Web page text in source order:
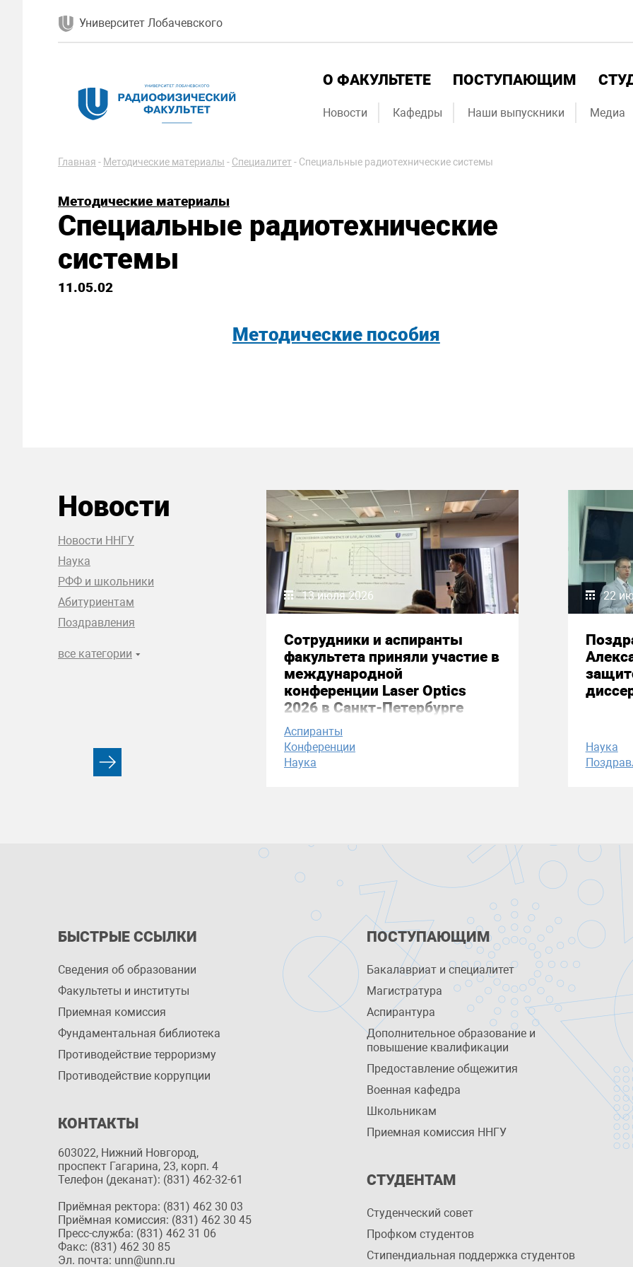
Университет Лобачевского
О ФАКУЛЬТЕТЕ ПОСТУПАЮЩИМ
Новости Кафедры Наши выпускники Медиа
Главная - Методические материалы - Специалитет- Специальные радиотехнические системы
Методические материалы
Специальные радиотехнические
системы
11.05.02
Методические пособия
Новости
Новости ННГУ
Наука
РФФ и школьники
Абитуриентам
Поздравления
все категории
13 июля 2026
Сотрудники и аспиранты
факультета приняли участие в
международной
конференции Laser Optics
2026 в Санкт-Петербурге
Аспиранты
Конференции
Наука
22
Наука
БЫСТРЫЕ ССЫЛКИ
Сведения об образовании
Факультеты и институты
Приемная комиссия
Фундаментальная библиотека
Противодействие терроризму
Противодействие коррупции
КОНТАКТЫ
603022, Нижний Новгород,
проспект Гагарина, 23, корп. 4
Телефон (деканат): (831) 462-32-61
Приёмная ректора: (831) 462 30 03
Приёмная комиссия: (831) 462 30 45
Пресс-служба: (831) 462 31 06
Факс: (831) 462 30 85
Эл. почта: unn@unn.ru
ПОСТУПАЮЩИМ
Бакалавриат и специалитет
Магистратура
Аспирантура
Дополнительное образование и
повышение квалификации
Предоставление общежития
Военная кафедра
Школьникам
Приемная комиссия ННГУ
СТУДЕНТАМ
Студенческий совет
Профком студентов
Стипендиальная поддержка студентов